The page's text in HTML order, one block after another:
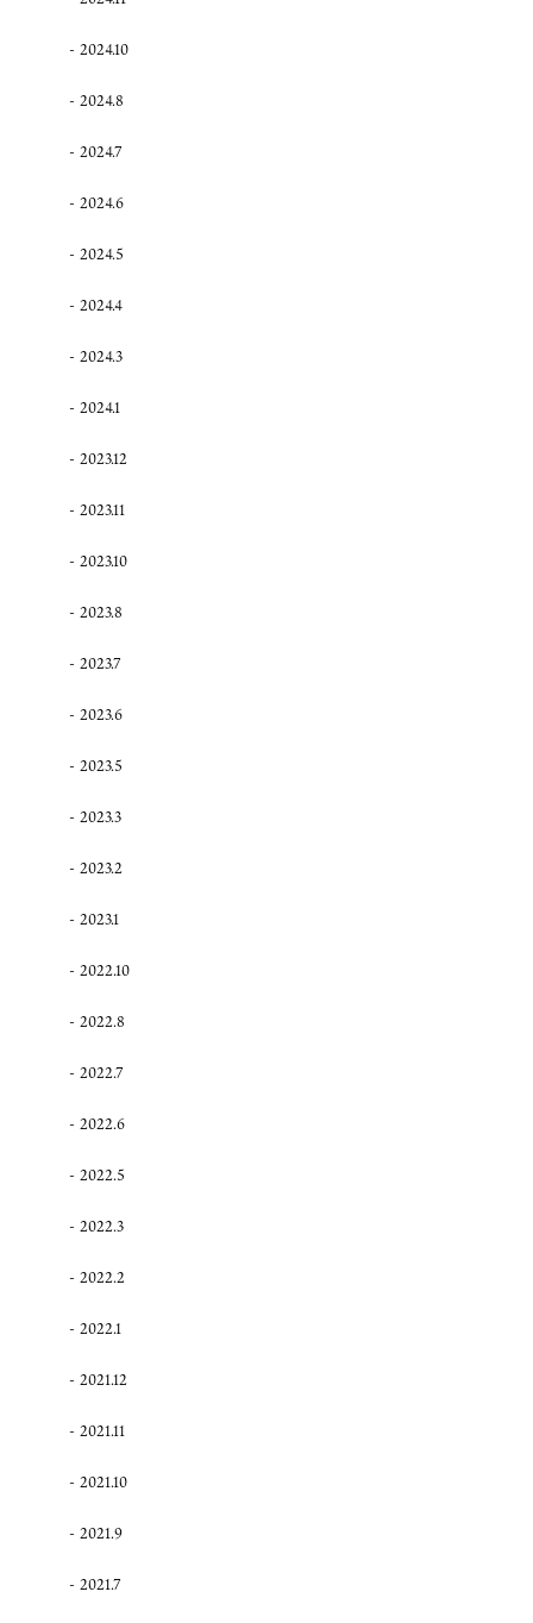
2024.10
2024.8
2024.7
2024.6
2024.5
2024.4
2024.3
2024.1
2023.12
2023.11
2023.10
2023.8
2023.7
2023.6
2023.5
2023.3
2023.2
2023.1
2022.10
2022.8
2022.7
2022.6
2022.5
2022.3
2022.2
2022.1
2021.12
2021.11
2021.10
2021.9
2021.7